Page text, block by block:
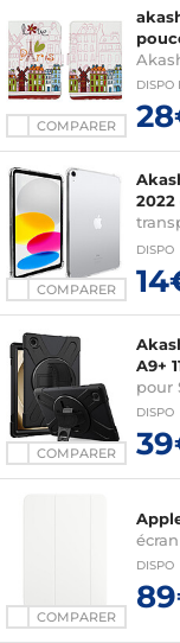
COMPARER
DISPO
COMPARER
2022
iPad
DISPO
COMPARER
A9+
pour
DISPO
COMPARER
DISPO